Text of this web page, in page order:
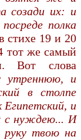
созади их: и
полка
стихе 19 и 20
тот же самый
Вот слова
и
в столпе
Египетский, и
с нуждею... И
руку твою на